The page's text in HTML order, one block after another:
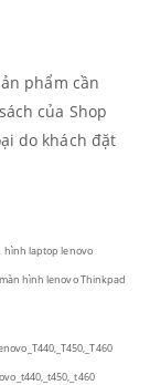
phẩm cần
của Shop
do khách đặt
hình laptop lenovo
hình lenovo Thinkpad